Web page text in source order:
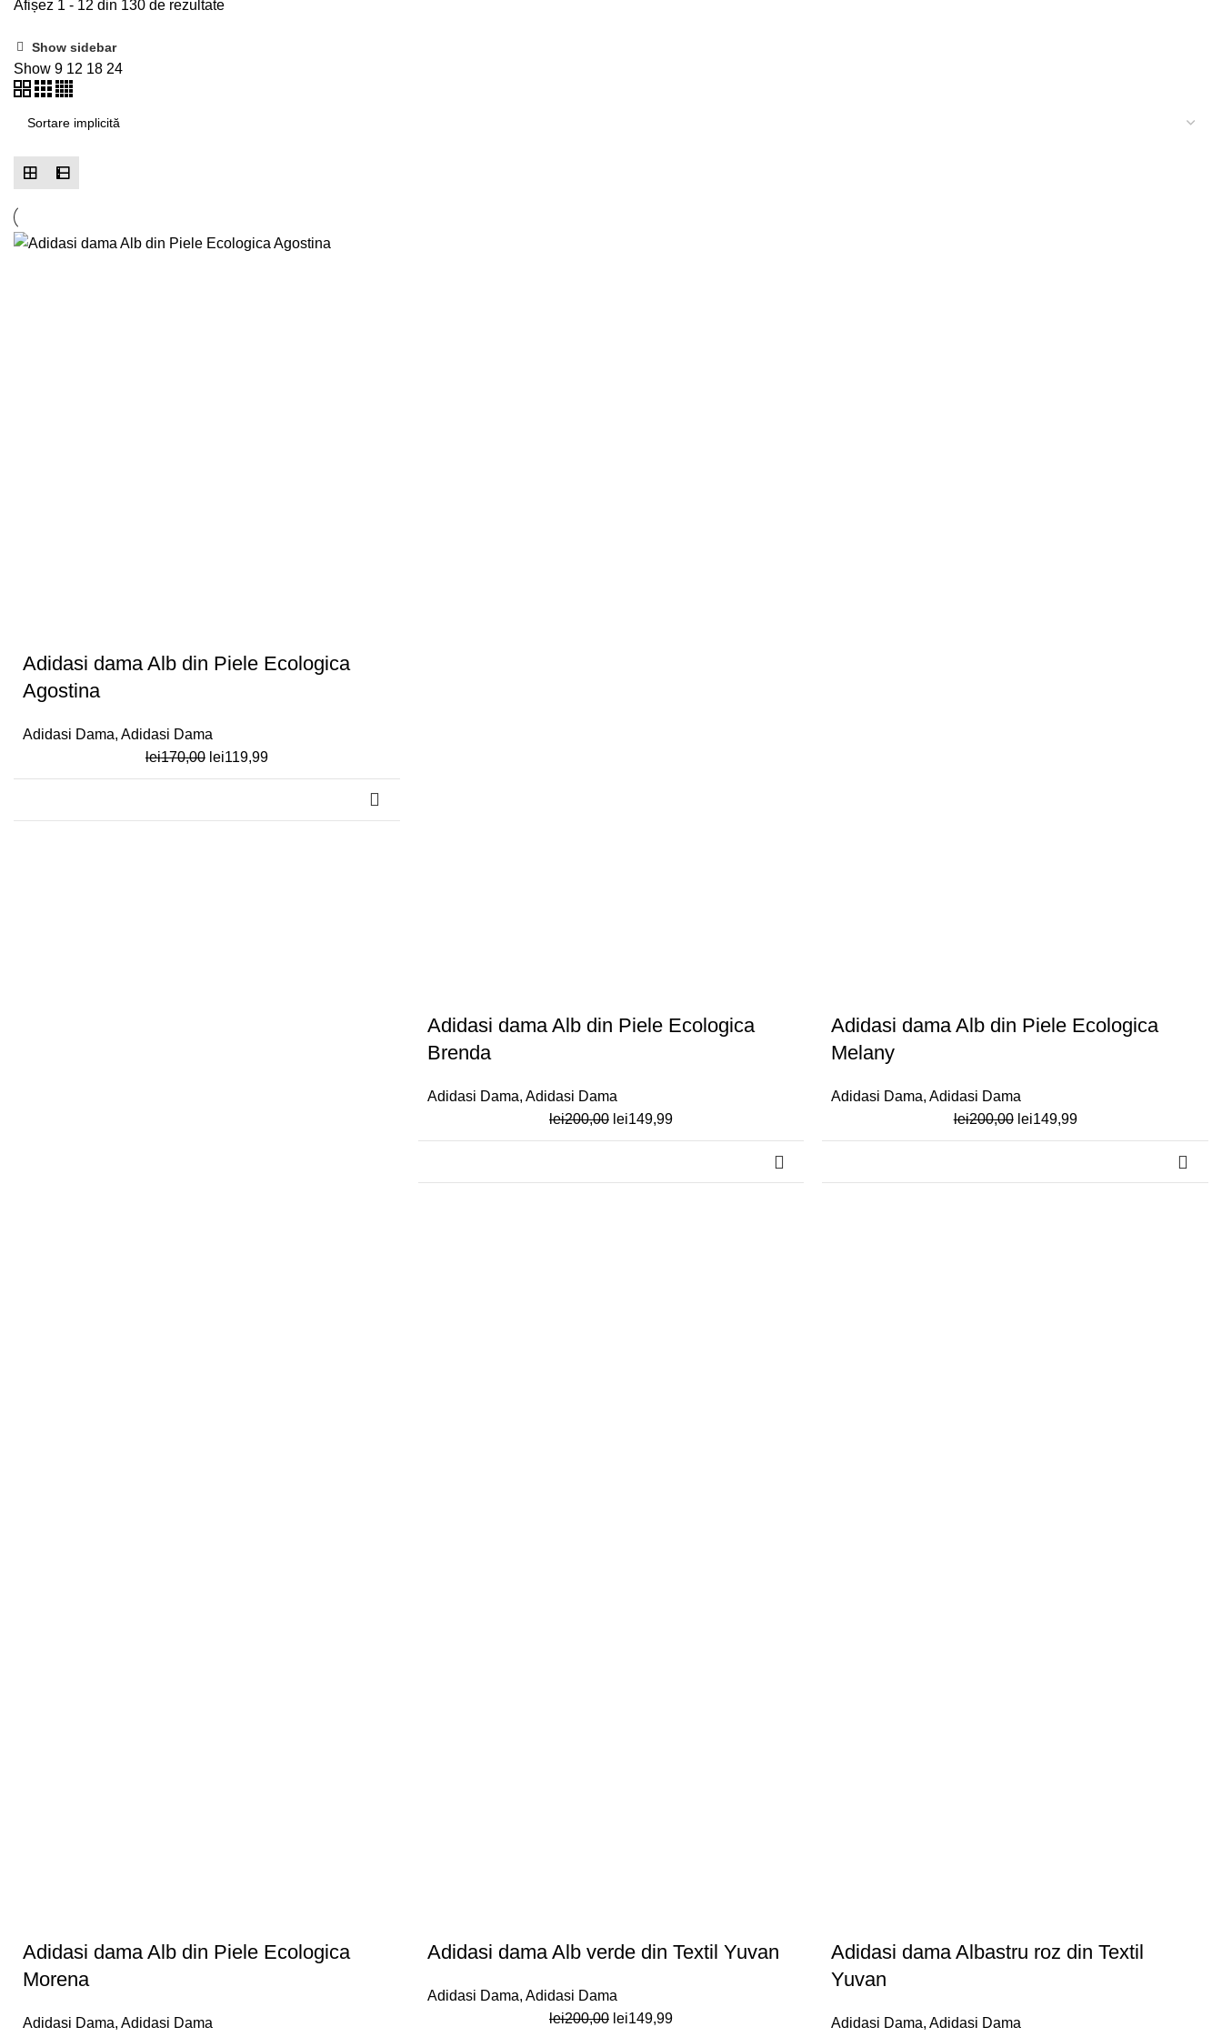
Afișez 1 - 12 din 130 de rezultate
Show sidebar
Show 9 12 18 24
Adidasi dama Alb din Piele Ecologica
Agostina
Adidasi Dama, Adidasi Dama
lei170,00 Prețul
inițial
fost:
lei119,99Prețul
curent
lei119,99.
Adidasi dama Alb din Piele Ecologica
Brenda
Adidasi Dama, Adidasi Dama
lei200,00 Prețul
inițial
fost:
lei149,99Prețul
curent
lei149,99.
Adidasi dama Alb din Piele Ecologica
Melany
Adidasi Dama,Adidasi Dama
lei200,00 Prețul
inițial
fost:
lei149,99Prețul
curent
lei149,99.
Adidasi dama Alb din Piele Ecologica
Morena
Adidasi Dama, Adidasi Dama
-25%
Adidasi dama Alb verde din Textil Yuvan
Adidasi Dama, Adidasi Dama
lei200,00 Prețul
lei149,99Prețul
-25%
Adidasi dama Albastru roz din Textil
Yuvan
Adidasi Dama,Adidasi Dama